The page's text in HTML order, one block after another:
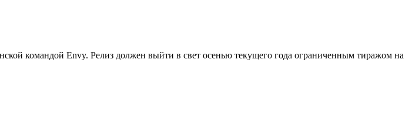
командой Envy. Релиз должен выйти в свет осенью текущего года ограниченным тиражом на